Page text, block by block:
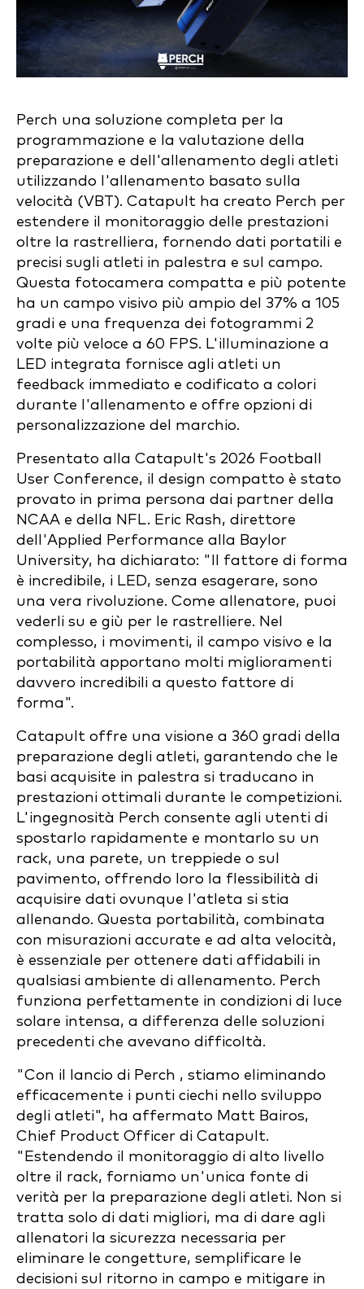
Perch una soluzione completa per la
programmazione e la valutazione della
preparazione e dell'allenamento degli atleti
utilizzando l'allenamento basato sulla
velocità (VBT). Catapult ha creato Perch per
estendere il monitoraggio delle prestazioni
oltre la rastrelliera, fornendo dati portatili e
precisi sugli atleti in palestra e sul campo.
Questa fotocamera compatta e più potente
ha un campo visivo più ampio del 37% a 105
gradi e una frequenza dei fotogrammi 2
volte più veloce a 60 FPS. L'illuminazione a
LED integrata fornisce agli atleti un
feedback immediato e codificato a colori
durante l'allenamento e offre opzioni di
personalizzazione del marchio.
Presentato alla Catapult's 2026 Football
User Conference, il design compatto è stato
provato in prima persona dai partner della
NCAA e della NFL. Eric Rash, direttore
dell'Applied Performance alla Baylor
University, ha dichiarato: "Il fattore di forma
è incredibile, i LED, senza esagerare, sono
una vera rivoluzione. Come allenatore, puoi
vederli su e giù per le rastrelliere. Nel
complesso, i movimenti, il campo visivo e la
portabilità apportano molti miglioramenti
davvero incredibili a questo fattore di
forma".
Catapult offre una visione a 360 gradi della
preparazione degli atleti, garantendo che le
basi acquisite in palestra si traducano in
prestazioni ottimali durante le competizioni.
L'ingegnosità Perch consente agli utenti di
spostarlo rapidamente e montarlo su un
rack, una parete, un treppiede o sul
pavimento, offrendo loro la flessibilità di
acquisire dati ovunque l'atleta si stia
allenando. Questa portabilità, combinata
con misurazioni accurate e ad alta velocità,
è essenziale per ottenere dati affidabili in
qualsiasi ambiente di allenamento. Perch
funziona perfettamente in condizioni di luce
solare intensa, a differenza delle soluzioni
precedenti che avevano difficoltà.
"Con il lancio di Perch , stiamo eliminando
efficacemente i punti ciechi nello sviluppo
degli atleti", ha affermato Matt Bairos,
Chief Product Officer di Catapult.
"Estendendo il monitoraggio di alto livello
oltre il rack, forniamo un'unica fonte di
verità per la preparazione degli atleti. Non si
tratta solo di dati migliori, ma di dare agli
allenatori la sicurezza necessaria per
eliminare le congetture, semplificare le
decisioni sul ritorno in campo e mitigare in